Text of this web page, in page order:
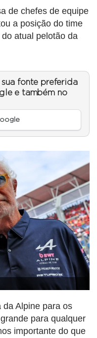
de chefes de equipe
a posição do time
atual pelotão da
sua fonte preferida
e também no
da Alpine para os
para qualquer
importante do que